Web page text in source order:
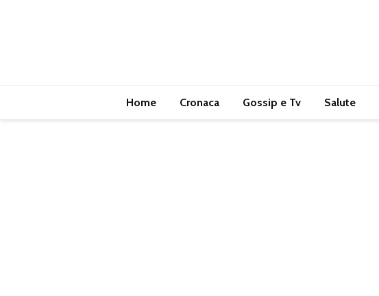
Home Cronaca Gossip e Tv Salute